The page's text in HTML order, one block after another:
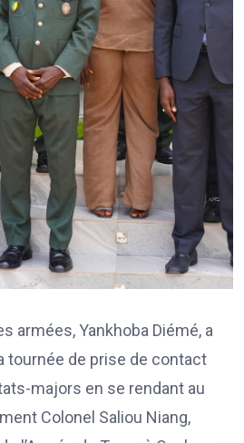
armées, Yankhoba Diémé, a
tournée de prise de contact
majors en se rendant au
Colonel Saliou Niang,